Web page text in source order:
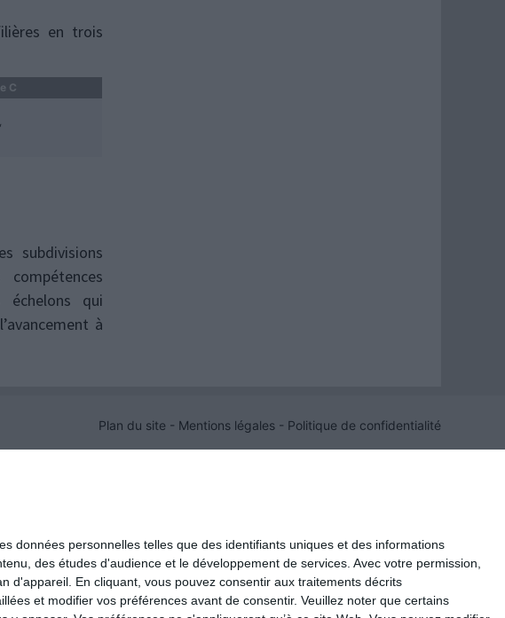
données personnelles telles que des identifiants uniques et des informations
des études d'audience et le développement de services. Avec votre permission,
d'appareil. En cliquant, vous pouvez consentir aux traitements décrits
et modifier vos préférences avant de consentir. Veuillez noter que certains
en trois
C
subdivisions
échelons qui
à
Plan du site Mentions légales Politique de confidentialité